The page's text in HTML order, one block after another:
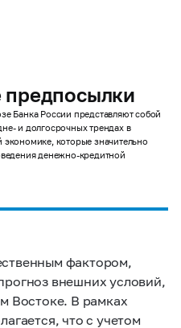
Банка России представляют собой
и долгосрочных трендах в
которые значительно
денежно-кредитной
фактором,
внешних условий,
Востоке. В рамках
что с учетом